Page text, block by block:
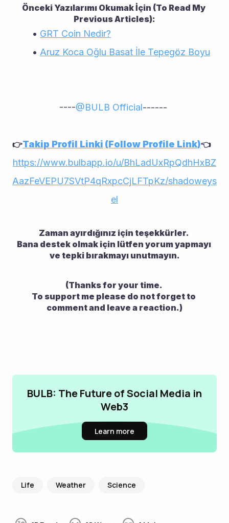
Önceki Yazılarımı Okumak İçin (To Read My
Previous Articles):
GRT Coin Nedir?
Aruz Koca Oğlu Basat İle Tepegöz Boyu
----@BULB Official------
👉Takip Profil Linki (Follow Profile Link)
https://www.bulbapp.io/u/BhLadUxRpQdhHxBZ
AazFeVEPU7SVtP4qRxpcCjLFTpKz/shadoweys
el
Zaman ayırdığınız için teşekkürler.
Bana destek olmak için lütfen yorum yapmayı
ve tepki bırakmayı unutmayın.
(Thanks for your time.
To support me please do not forget to
comment and leave a reaction.)
BULB: The Future of Social Media in
Web3
Learn more
Life Weather Science